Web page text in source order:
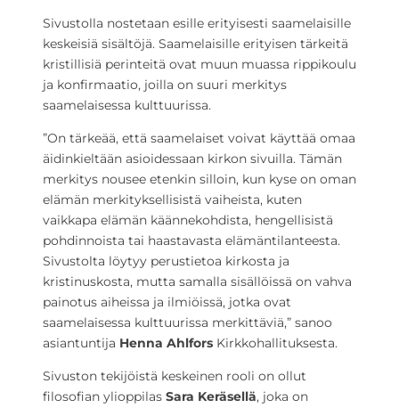
Sivustolla nostetaan esille erityisesti saamelaisille
keskeisiä sisältöjä. Saamelaisille erityisen tärkeitä
kristillisiä perinteitä ovat muun muassa rippikoulu
ja konfirmaatio, joilla on suuri merkitys
saamelaisessa kulttuurissa.
”On tärkeää, että saamelaiset voivat käyttää omaa
äidinkieltään asioidessaan kirkon sivuilla. Tämän
merkitys nousee etenkin silloin, kun kyse on oman
elämän merkityksellisistä vaiheista, kuten
vaikkapa elämän käännekohdista, hengellisistä
pohdinnoista tai haastavasta elämäntilanteesta.
Sivustolta löytyy perustietoa kirkosta ja
kristinuskosta, mutta samalla sisällöissä on vahva
painotus aiheissa ja ilmiöissä, jotka ovat
saamelaisessa kulttuurissa merkittäviä,” sanoo
asiantuntija Henna Ahlfors Kirkkohallituksesta.
Sivuston tekijöistä keskeinen rooli on ollut
filosofian ylioppilas Sara Keräsellä, joka on